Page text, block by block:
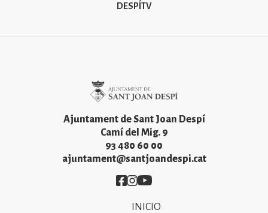
DESPÍTV
Ajuntament de Sant Joan Despí
Camí del Mig. 9
93 480 60 00
ajuntament@santjoandespi.cat
Imatge
Imatge
Imatge
INICIO